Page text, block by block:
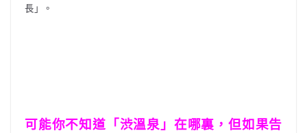
長」。
可能你不知道「渋溫泉」在哪裏，但如果告